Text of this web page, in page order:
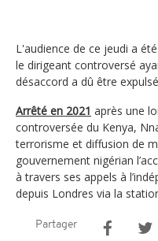
L'audience de ce jeudi a
le dirigeant controversé
désaccord a dû être
Arrêté en 2021 après une
controversée du Kenya,
terrorisme et diffusion de
gouvernement nigérian
à travers ses appels à
depuis Londres via la
Partager